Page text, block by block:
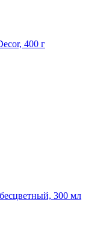
400 г
300 мл